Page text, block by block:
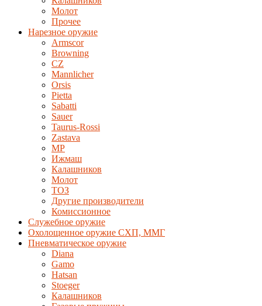
Молот
Прочее
Нарезное оружие
Armscor
Browning
CZ
Mannlicher
Orsis
Pietta
Sabatti
Sauer
Taurus-Rossi
Zastava
MP
Ижмаш
Калашников
Молот
ТОЗ
Другие производители
Комиссионное
Служебное оружие
Охолощенное оружие СХП, ММГ
Пневматическое оружие
Diana
Gamo
Hatsan
Stoeger
Калашников